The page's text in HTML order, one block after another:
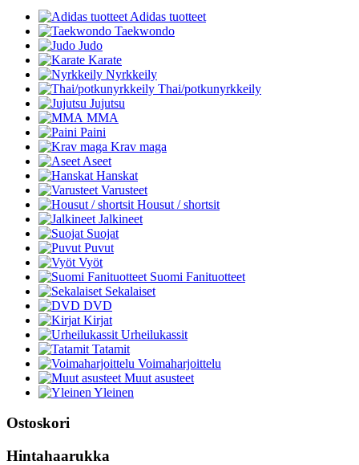
Adidas tuotteet
Taekwondo
Judo
Karate
Nyrkkeily
Thai/potkunyrkkeily
Jujutsu
MMA
Paini
Krav maga
Aseet
Hanskat
Varusteet
Housut / shortsit
Jalkineet
Suojat
Puvut
Vyöt
Suomi Fanituotteet
Sekalaiset
DVD
Kirjat
Urheilukassit
Tatamit
Voimaharjoittelu
Muut asusteet
Yleinen
Ostoskori
Hintahaarukka